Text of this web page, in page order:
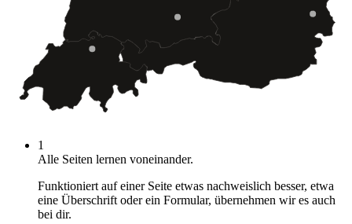
1
Alle Seiten lernen voneinander.
Funktioniert auf einer Seite etwas nachweislich besser, etwa
eine Überschrift oder ein Formular, übernehmen wir es auch
bei dir.